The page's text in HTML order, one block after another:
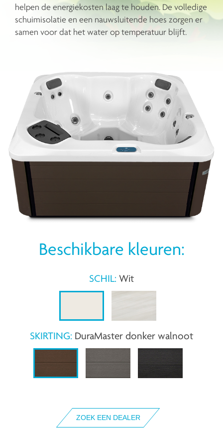
helpen de energiekosten laag te houden. De volledige
schuimisolatie en een nauwsluitende hoes zorgen er
samen voor dat het water op temperatuur blijft.
Beschikbare kleuren:
SCHIL: Wit
SKIRTING: DuraMaster donker walnoot
ZOEK EEN DEALER